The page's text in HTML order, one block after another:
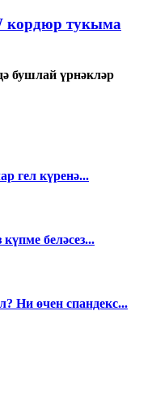
кордюр тукыма
бушлай үрнәкләр
гел күренә...
беләсез...
Ни өчен спандекс...